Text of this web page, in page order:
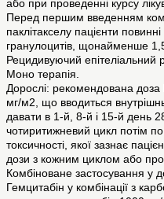
або при проведенні курсу
Перед першим введенням
паклітакселу пацієнти
гранулоцитів, щонайменше
Рецидивуючий епітеліальний
Моно терапія.
Дорослі: рекомендована доза
мг/м2, що вводиться
давати в 1-й, 8-й і 15-й день
чотиритижневий цикл потім
токсичності, якої зазнає
дози з кожним циклом або
Комбіноване застосування у
Гемцитабін у комбінації з